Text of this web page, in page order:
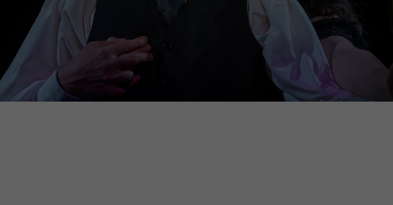
Vente au théâtre